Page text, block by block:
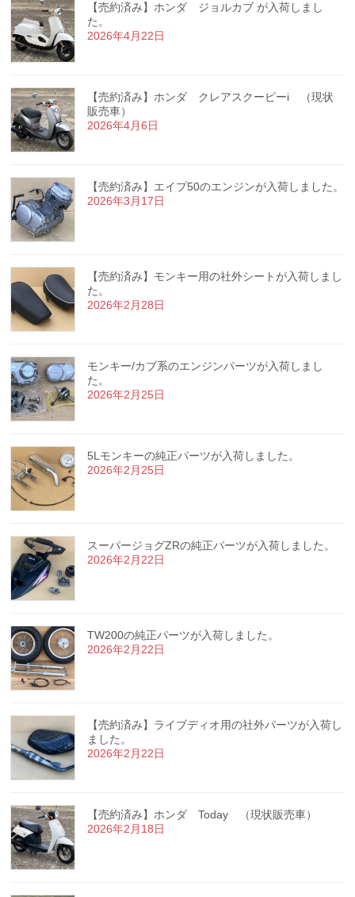
【売約済み】ホンダ ジョルカブ が入荷しまし
た。
2026年4月22日
【売約済み】ホンダ クレアスクーピーi （現状
販売車）
2026年4月6日
【売約済み】エイプ50のエンジンが入荷しました。
2026年3月17日
【売約済み】モンキー用の社外シートが入荷しまし
た。
2026年2月28日
モンキー/カブ系のエンジンパーツが入荷しまし
た。
2026年2月25日
5Lモンキーの純正パーツが入荷しました。
2026年2月25日
スーパージョグZRの純正パーツが入荷しました。
2026年2月22日
TW200の純正パーツが入荷しました。
2026年2月22日
【売約済み】ライブディオ用の社外パーツが入荷し
ました。
2026年2月22日
【売約済み】ホンダ Today （現状販売車）
2026年2月18日